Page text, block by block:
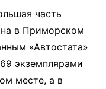
часть
в Приморском
«Автостата»
экземплярами
месте, а в